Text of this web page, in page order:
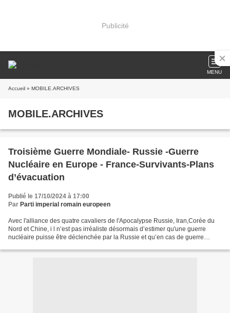
Publicité
MENU
Accueil » MOBILE.ARCHIVES
MOBILE.ARCHIVES
Troisième Guerre Mondiale- Russie -Guerre
Nucléaire en Europe - France-Survivants-Plans
d’évacuation
Publié le 17/10/2024 à 17:00
Par Parti imperial romain europeen
Avec l'alliance des quatre cavaliers de l'Apocalypse Russie, Iran,Corée du
Nord et Chine, i l n’est pas irréaliste désormais d’estimer qu'une guerre
nucléaire puisse être déclenchée par la Russie et qu’en cas de guerre